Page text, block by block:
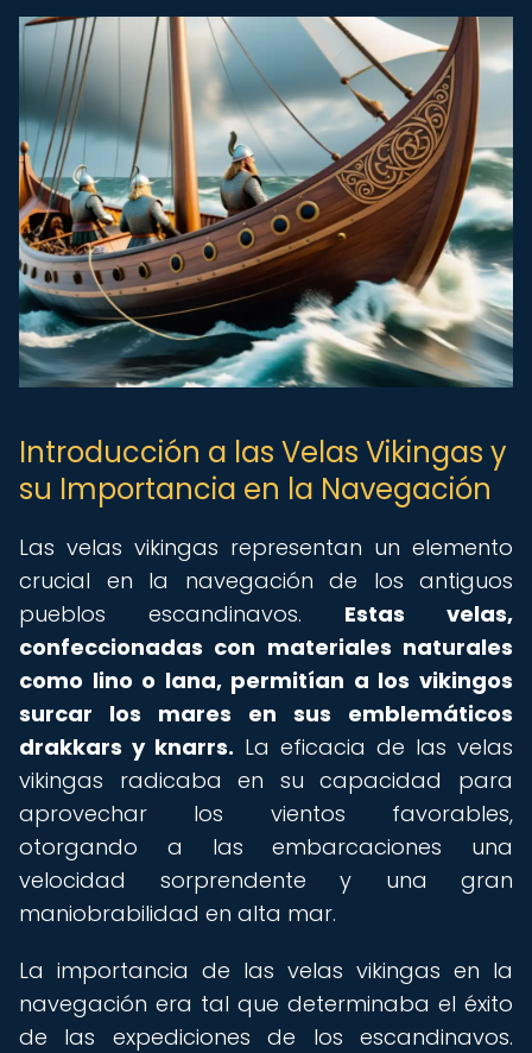
Introducción a las Velas Vikingas y
su Importancia en la Navegación
Las velas vikingas representan un elemento
crucial en la navegación de los antiguos
pueblos escandinavos. Estas velas,
confeccionadas con materiales naturales
como lino o lana, permitían a los vikingos
surcar los mares en sus emblemáticos
drakkars y knarrs. La eficacia de las velas
vikingas radicaba en su capacidad para
aprovechar los vientos favorables,
otorgando a las embarcaciones una
velocidad sorprendente y una gran
maniobrabilidad en alta mar.
La importancia de las velas vikingas en la
navegación era tal que determinaba el éxito
de las expediciones de los escandinavos.